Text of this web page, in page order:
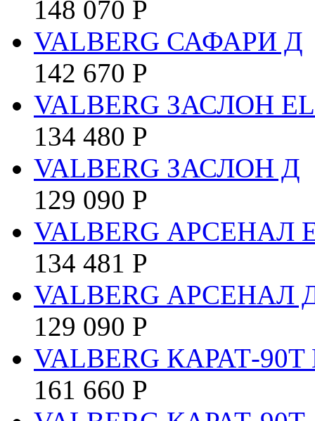
148 070 Р
VALBERG САФАРИ Д
142 670 Р
VALBERG ЗАСЛОН
134 480 Р
VALBERG ЗАСЛОН Д
129 090 Р
VALBERG АРСЕНАЛ
134 481 Р
VALBERG АРСЕНАЛ
129 090 Р
VALBERG КАРАТ-90T
161 660 Р